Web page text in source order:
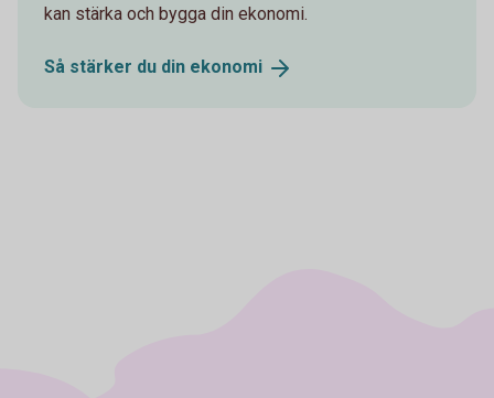
kan stärka och bygga din ekonomi.
Så stärker du din ekonomi